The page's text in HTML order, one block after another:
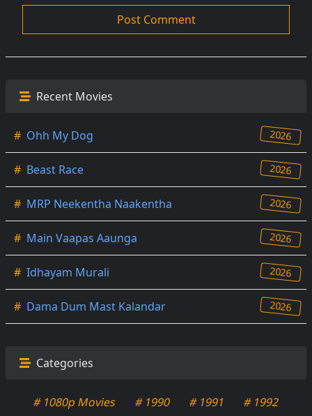
Recent Movies
# Ohh My Dog 2026
# Beast Race 2026
# MRP Neekentha Naakentha 2026
# Main Vaapas Aaunga 2026
# Idhayam Murali 2026
# Dama Dum Mast Kalandar 2026
Categories
# 1080p Movies # 1990 # 1991
# 1992